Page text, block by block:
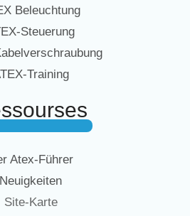
Beleuchtung
Steuerung
Training
Atex-Führer
Neuigkeiten
Site-Karte